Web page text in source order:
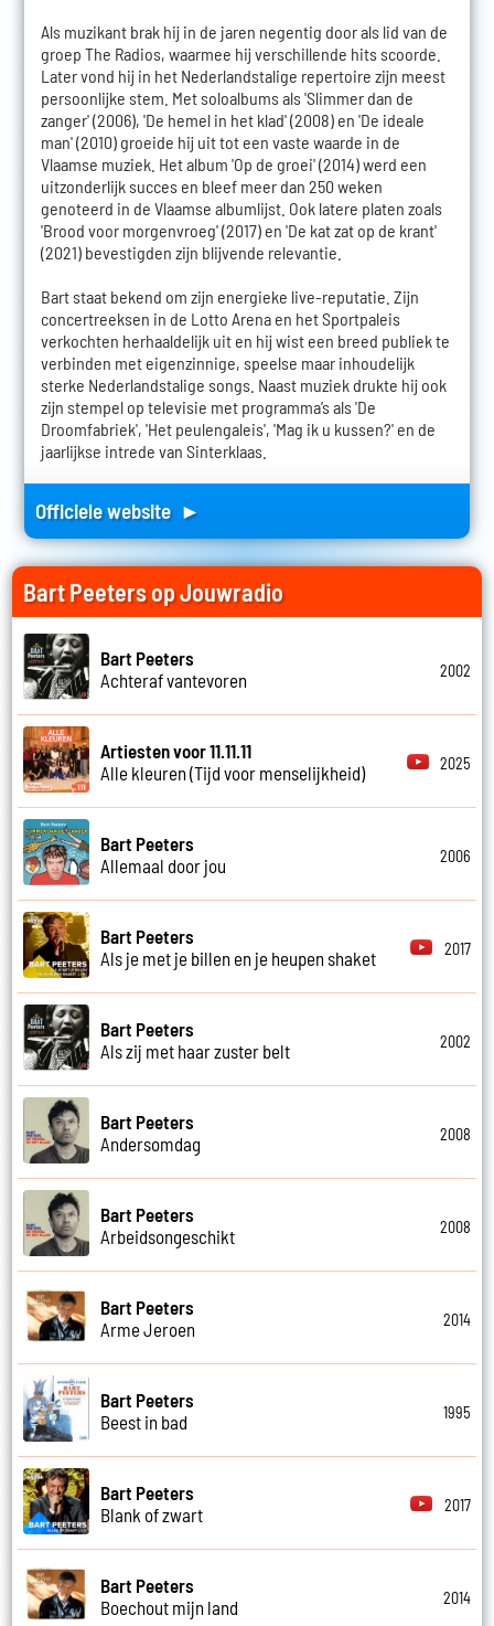
Als muzikant brak hij in de jaren negentig door als lid van de
groep The Radios, waarmee hij verschillende hits scoorde.
Later vond hij in het Nederlandstalige repertoire zijn meest
persoonlijke stem. Met soloalbums als 'Slimmer dan de
zanger' (2006), 'De hemel in het klad' (2008) en 'De ideale
man' (2010) groeide hij uit tot een vaste waarde in de
Vlaamse muziek. Het album 'Op de groei' (2014) werd een
uitzonderlijk succes en bleef meer dan 250 weken
genoteerd in de Vlaamse albumlijst. Ook latere platen zoals
'Brood voor morgenvroeg' (2017) en 'De kat zat op de krant'
(2021) bevestigden zijn blijvende relevantie.
Bart staat bekend om zijn energieke live-reputatie. Zijn
concertreeksen in de Lotto Arena en het Sportpaleis
verkochten herhaaldelijk uit en hij wist een breed publiek te
verbinden met eigenzinnige, speelse maar inhoudelijk
sterke Nederlandstalige songs. Naast muziek drukte hij ook
zijn stempel op televisie met programma’s als 'De
Droomfabriek', 'Het peulengaleis', 'Mag ik u kussen?' en de
jaarlijkse intrede van Sinterklaas.
Officiele website ►
Bart Peeters op Jouwradio
Bart Peeters
Achteraf vantevoren
2002
Artiesten voor 11.11.11
Alle kleuren (Tijd voor menselijkheid)
2025
Bart Peeters
Allemaal door jou
2006
Bart Peeters
Als je met je billen en je heupen shaket
2017
Bart Peeters
Als zij met haar zuster belt
2002
Bart Peeters
Andersomdag
2008
Bart Peeters
Arbeidsongeschikt
2008
Bart Peeters
Arme Jeroen
2014
Bart Peeters
Beest in bad
1995
Bart Peeters
Blank of zwart
2017
Bart Peeters
Boechout mijn land
2014